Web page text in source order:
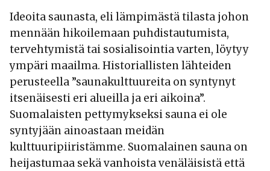
Ideoita saunasta, eli lämpimästä tilasta johon
mennään hikoilemaan puhdistautumista,
tervehtymistä tai sosialisointia varten, löytyy
ympäri maailma. Historiallisten lähteiden
perusteella ”saunakulttuureita on syntynyt
itsenäisesti eri alueilla ja eri aikoina”.
Suomalaisten pettymykseksi sauna ei ole
syntyjään ainoastaan meidän
kulttuuripiiristämme. Suomalainen sauna on
heijastumaa sekä vanhoista venäläisistä että